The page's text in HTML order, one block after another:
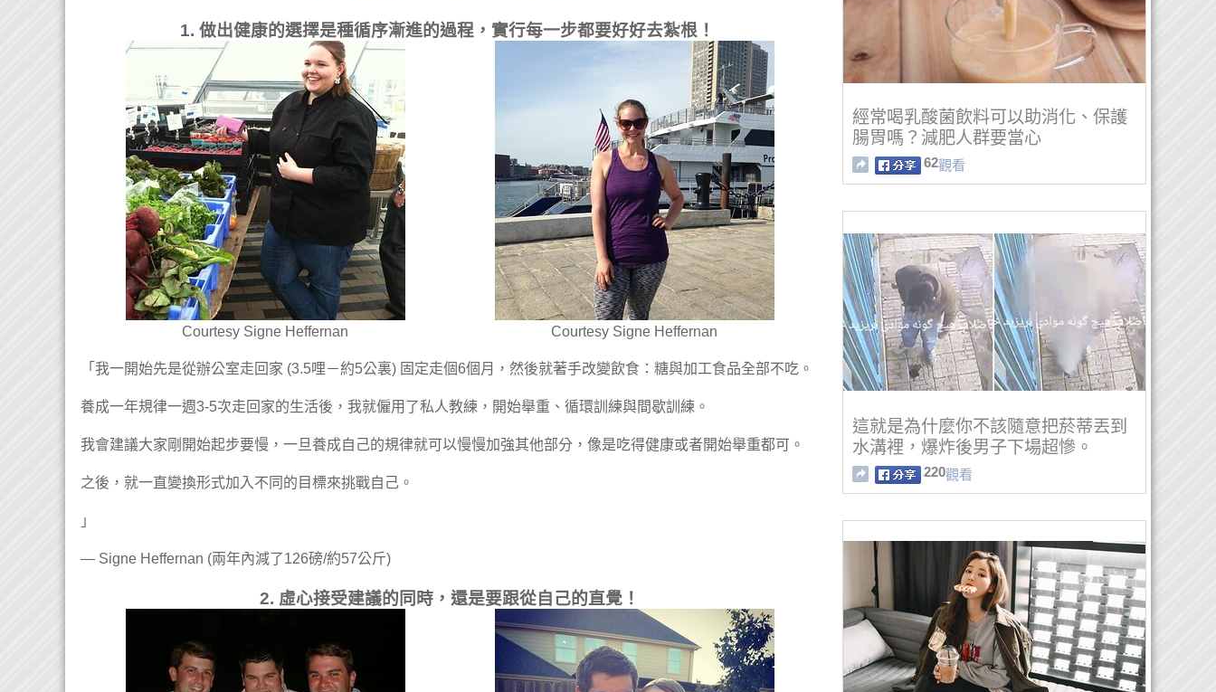
1. 做出健康的選擇是種循序漸進的過程，實行每一步都要好好去紮根！
Courtesy Signe Heffernan Courtesy Signe Heffernan
「我一開始先是從辦公室走回家 (3.5哩－約5公裏) 固定走個6個月，然後就著手改變飲食：糖與加工食品全部不吃。
養成一年規律一週3-5次走回家的生活後，我就僱用了私人教練，開始舉重、循環訓練與間歇訓練。
我會建議大家剛開始起步要慢，一旦養成自己的規律就可以慢慢加強其他部分，像是吃得健康或者開始舉重都可。
之後，就一直變換形式加入不同的目標來挑戰自己。
」
— Signe Heffernan (兩年內減了126磅/約57公斤)
2. 虛心接受建議的同時，還是要跟從自己的直覺！
經常喝乳酸菌飲料可以助消化、保護
腸胃嗎？減肥人群要當心
62觀看
這就是為什麼你不該隨意把菸蒂丟到
水溝裡，爆炸後男子下場超慘。
220觀看